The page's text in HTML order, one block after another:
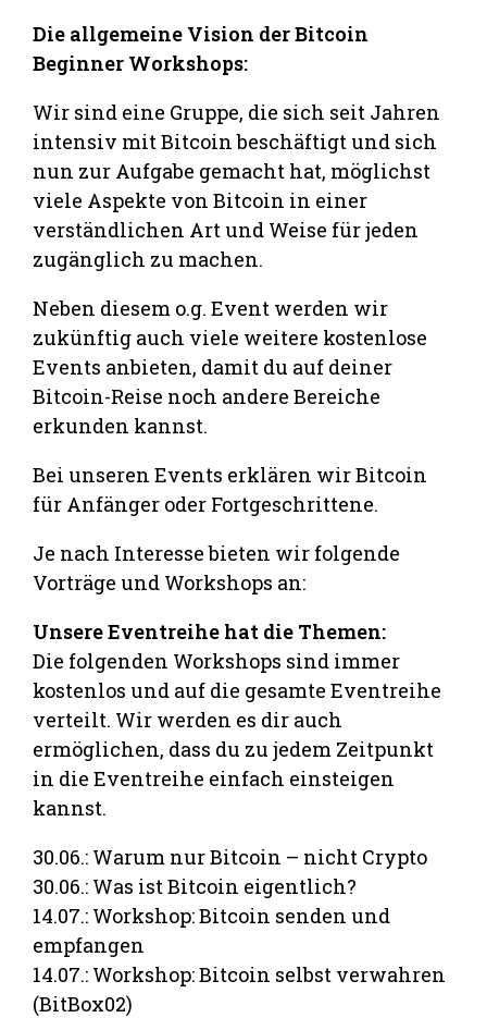
Die allgemeine Vision der Bitcoin
Beginner Workshops:
Wir sind eine Gruppe, die sich seit Jahren
intensiv mit Bitcoin beschäftigt und sich
nun zur Aufgabe gemacht hat, möglichst
viele Aspekte von Bitcoin in einer
verständlichen Art und Weise für jeden
zugänglich zu machen.
Neben diesem o.g. Event werden wir
zukünftig auch viele weitere kostenlose
Events anbieten, damit du auf deiner
Bitcoin-Reise noch andere Bereiche
erkunden kannst.
Bei unseren Events erklären wir Bitcoin
für Anfänger oder Fortgeschrittene.
Je nach Interesse bieten wir folgende
Vorträge und Workshops an:
Unsere Eventreihe hat die Themen:
Die folgenden Workshops sind immer
kostenlos und auf die gesamte Eventreihe
verteilt. Wir werden es dir auch
ermöglichen, dass du zu jedem Zeitpunkt
in die Eventreihe einfach einsteigen
kannst.
30.06.: Warum nur Bitcoin – nicht Crypto
30.06.: Was ist Bitcoin eigentlich?
14.07.: Workshop: Bitcoin senden und
empfangen
14.07.: Workshop: Bitcoin selbst verwahren
(BitBox02)